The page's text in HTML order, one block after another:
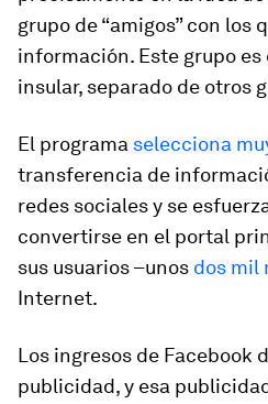
grupo de “amigos” con los
información. Este grupo es
insular, separado de otros
El programa selecciona
transferencia de
redes sociales y se
convertirse en el portal
sus usuarios –unos dos mil
Internet.
Los ingresos de Facebook
publicidad, y esa